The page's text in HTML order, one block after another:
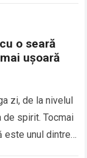
o seară
ușoară
zi, de la nivelul
de spirit. Tocmai
este unul dintre